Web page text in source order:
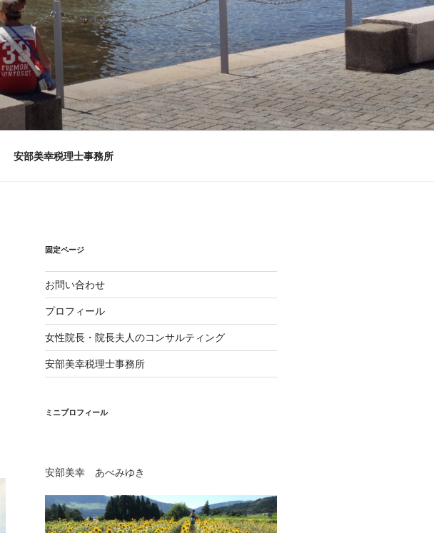
安部美幸税理士事務所
固定ページ
お問い合わせ
プロフィール
女性院長・院長夫人のコンサルティング
安部美幸税理士事務所
ミニプロフィール
安部美幸 あべみゆき